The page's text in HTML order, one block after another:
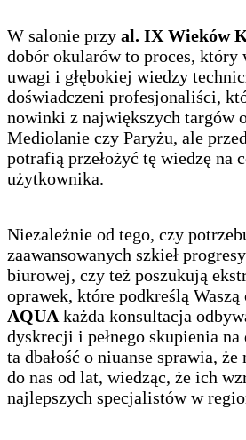
W salonie przy al. IX Wieków
dobór okularów to proces, który
uwagi i głębokiej wiedzy
doświadczeni profesjonaliści,
nowinki z największych targów
Mediolanie czy Paryżu, ale
potrafią przełożyć tę wiedzę na
użytkownika.
Niezależnie od tego, czy
zaawansowanych szkieł
biurowej, czy też poszukują
oprawek, które podkreślą Waszą
AQUA każda konsultacja
dyskrecji i pełnego skupienia na
ta dbałość o niuanse sprawia,
do nas od lat, wiedząc, że ich
najlepszych specjalistów w